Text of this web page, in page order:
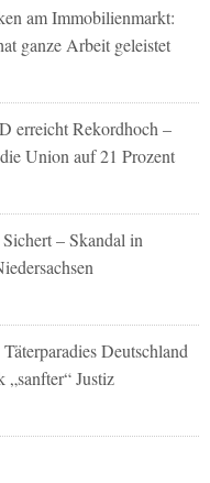
am Immobilienmarkt:
ganze Arbeit geleistet
erreicht Rekordhoch –
Union auf 21 Prozent
– Skandal in
Deutschland
„sanfter“ Justiz